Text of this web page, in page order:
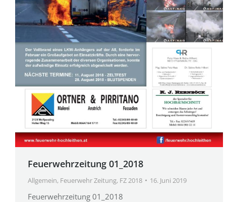
Feuerwehrzeitung 01_2018
Allgemein, Feuerwehr Zeitung, FZ 2018 16. Juni 2019
Feuerwehrzeitung 01_2018